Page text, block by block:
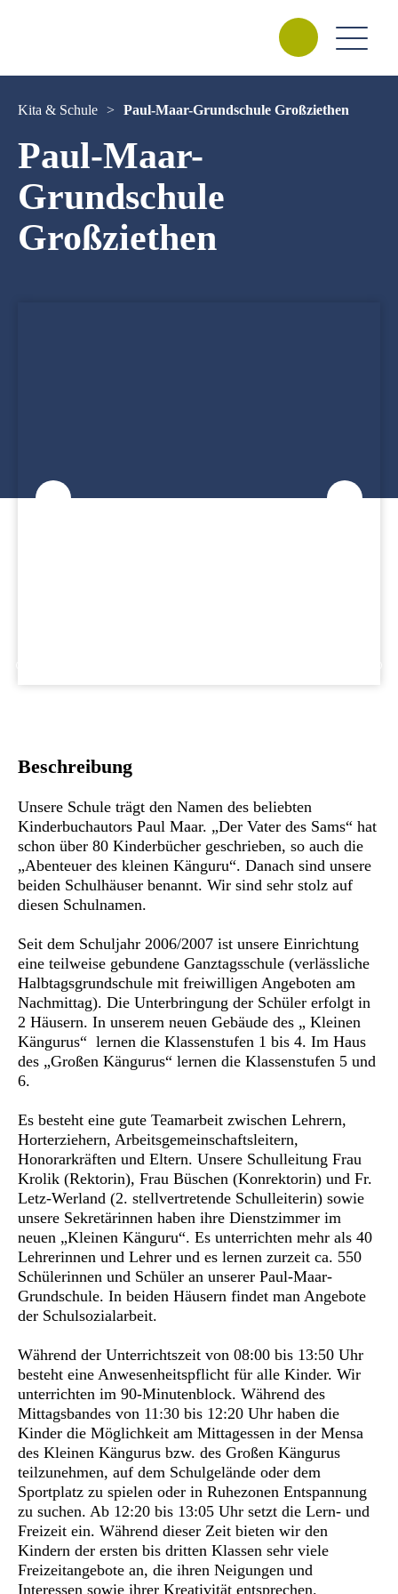
Kita & Schule > Paul-Maar-Grundschule Großziethen
Paul-Maar-
Grundschule
Großziethen
Beschreibung
Unsere Schule trägt den Namen des beliebten
Kinderbuchautors Paul Maar. „Der Vater des Sams“ hat
schon über 80 Kinderbücher geschrieben, so auch die
„Abenteuer des kleinen Känguru“. Danach sind unsere
beiden Schulhäuser benannt. Wir sind sehr stolz auf
diesen Schulnamen.
Seit dem Schuljahr 2006/2007 ist unsere Einrichtung
eine teilweise gebundene Ganztagsschule (verlässliche
Halbtagsgrundschule mit freiwilligen Angeboten am
Nachmittag). Die Unterbringung der Schüler erfolgt in
2 Häusern. In unserem neuen Gebäude des „ Kleinen
Kängurus“ lernen die Klassenstufen 1 bis 4. Im Haus
des „Großen Kängurus“ lernen die Klassenstufen 5 und
6.
Es besteht eine gute Teamarbeit zwischen Lehrern,
Horterziehern, Arbeitsgemeinschaftsleitern,
Honorarkräften und Eltern. Unsere Schulleitung Frau
Krolik (Rektorin), Frau Büschen (Konrektorin) und Fr.
Letz-Werland (2. stellvertretende Schulleiterin) sowie
unsere Sekretärinnen haben ihre Dienstzimmer im
neuen „Kleinen Känguru“. Es unterrichten mehr als 40
Lehrerinnen und Lehrer und es lernen zurzeit ca. 550
Schülerinnen und Schüler an unserer Paul-Maar-
Grundschule. In beiden Häusern findet man Angebote
der Schulsozialarbeit.
Während der Unterrichtszeit von 08:00 bis 13:50 Uhr
besteht eine Anwesenheitspflicht für alle Kinder. Wir
unterrichten im 90-Minutenblock. Während des
Mittagsbandes von 11:30 bis 12:20 Uhr haben die
Kinder die Möglichkeit am Mittagessen in der Mensa
des Kleinen Kängurus bzw. des Großen Kängurus
teilzunehmen, auf dem Schulgelände oder dem
Sportplatz zu spielen oder in Ruhezonen Entspannung
zu suchen. Ab 12:20 bis 13:05 Uhr setzt die Lern- und
Freizeit ein. Während dieser Zeit bieten wir den
Kindern der ersten bis dritten Klassen sehr viele
Freizeitangebote an, die ihren Neigungen und
Interessen sowie ihrer Kreativität entsprechen.